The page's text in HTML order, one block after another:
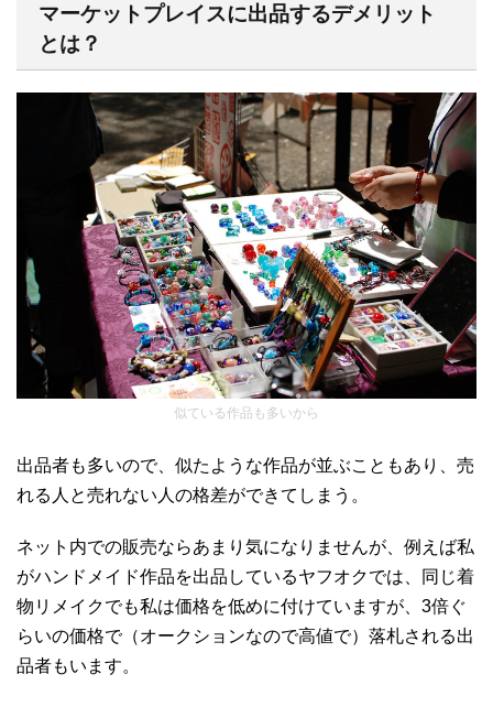
マーケットプレイスに出品するデメリット
とは？
似ている作品も多いから
出品者も多いので、似たような作品が並ぶこともあり、売
れる人と売れない人の格差ができてしまう。
ネット内での販売ならあまり気になりませんが、例えば私
がハンドメイド作品を出品しているヤフオクでは、同じ着
物リメイクでも私は価格を低めに付けていますが、3倍ぐ
らいの価格で（オークションなので高値で）落札される出
品者もいます。